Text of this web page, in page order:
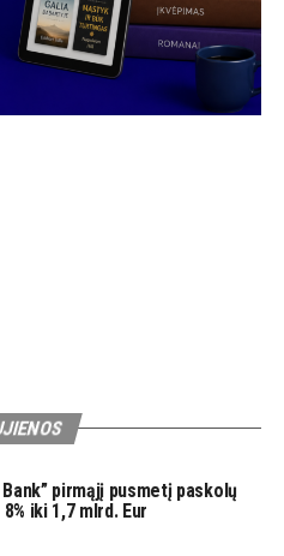
pirmąjį pusmetį paskolų
iki 1,7 mlrd. Eur